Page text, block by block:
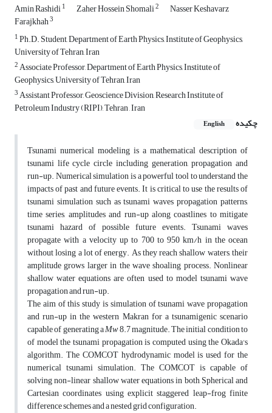
Amin Rashidi1 Zaher Hossein Shomali2 Nasser Keshavarz
Farajkhah3
1Ph.D. Student, Department of Earth Physics, Institute of Geophysics,
University of Tehran, Iran
2Associate Professor, Department of Earth Physics, Institute of
Geophysics, University of Tehran, Iran
3Assistant Professor, Geoscience Division, Research Institute of
Petroleum Industry (RIPI), Tehran , Iran
چکیده
English
Tsunami numerical modeling is a mathematical description of
tsunami life cycle circle including generation, propagation and
run-up. Numerical simulation is a powerful tool to understand the
impacts of past and future events. It is critical to use the results of
tsunami simulation such as tsunami waves propagation patterns,
time series, amplitudes and run-up along coastlines to mitigate
tsunami hazard of possible future events. Tsunami waves
propagate with a velocity up to 700 to 950 km/h in the ocean
without losing a lot of energy. As they reach shallow waters, their
amplitude grows larger in the wave shoaling process. Nonlinear
shallow water equations are often used to model tsunami wave
propagation and run-up.
The aim of this study is simulation of tsunami wave propagation
and run-up in the western Makran for a tsunamigenic scenario
capable of generating aMw8.7 magnitude. The initial condition to
of model the tsunami propagation is computed using the Okada's
algorithm. The COMCOT hydrodynamic model is used for the
numerical tsunami simulation. The COMCOT is capable of
solving non-linear shallow water equations in both Spherical and
Cartesian coordinates using explicit staggered leap-frog finite
difference schemes and a nested grid configuration.